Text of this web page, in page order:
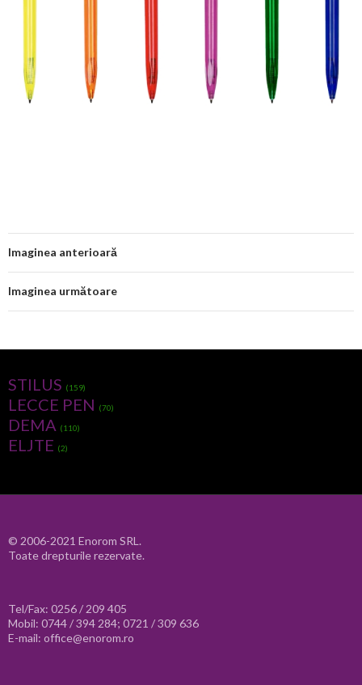
Imaginea anterioară
Imaginea următoare
STILUS (159)
LECCE PEN (70)
DEMA (110)
ELJTE (2)
© 2006-2021 Enorom SRL.
Toate drepturile rezervate.
Tel/Fax: 0256 / 209 405
Mobil: 0744 / 394 284; 0721 / 309 636
E-mail: office@enorom.ro